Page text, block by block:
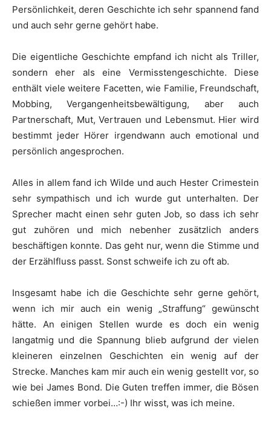
Persönlichkeit, deren Geschichte ich sehr spannend fand
und auch sehr gerne gehört habe.
Die eigentliche Geschichte empfand ich nicht als Triller,
sondern eher als eine Vermisstengeschichte. Diese
enthält viele weitere Facetten, wie Familie, Freundschaft,
Mobbing, Vergangenheitsbewältigung, aber auch
Partnerschaft, Mut, Vertrauen und Lebensmut. Hier wird
bestimmt jeder Hörer irgendwann auch emotional und
persönlich angesprochen.
Alles in allem fand ich Wilde und auch Hester Crimestein
sehr sympathisch und ich wurde gut unterhalten. Der
Sprecher macht einen sehr guten Job, so dass ich sehr
gut zuhören und mich nebenher zusätzlich anders
beschäftigen konnte. Das geht nur, wenn die Stimme und
der Erzählfluss passt. Sonst schweife ich zu oft ab.
Insgesamt habe ich die Geschichte sehr gerne gehört,
wenn ich mir auch ein wenig „Straffung“ gewünscht
hätte. An einigen Stellen wurde es doch ein wenig
langatmig und die Spannung blieb aufgrund der vielen
kleineren einzelnen Geschichten ein wenig auf der
Strecke. Manches kam mir auch ein wenig gestellt vor, so
wie bei James Bond. Die Guten treffen immer, die Bösen
schießen immer vorbei…:-) Ihr wisst, was ich meine.